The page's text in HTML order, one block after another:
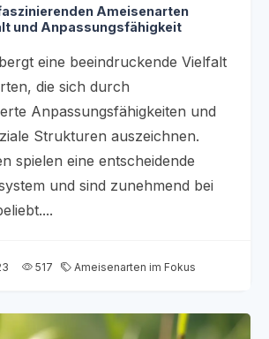
Ameisenarten
und Anpassungsfähigkeit
eine beeindruckende Vielfalt
die sich durch
Anpassungsfähigkeiten und
Strukturen auszeichnen.
spielen eine entscheidende
und sind zunehmend bei
517 Ameisenarten im Fokus